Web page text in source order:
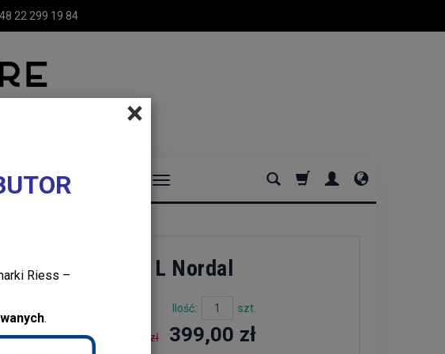
22 299 19 84
×
Riess –
.
DEKORACJE DOMOWE
SHELFI L Nordal
Ilość: szt.
569,00 zł 399,00 zł